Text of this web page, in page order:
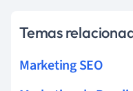
Temas
Marketing SEO